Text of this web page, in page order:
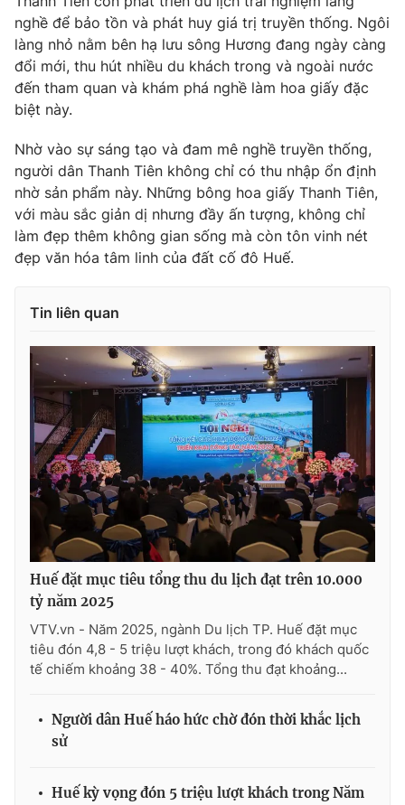
nghề để bảo tồn và phát huy giá trị truyền thống. Ngôi
làng nhỏ nằm bên hạ lưu sông Hương đang ngày càng
đổi mới, thu hút nhiều du khách trong và ngoài nước
đến tham quan và khám phá nghề làm hoa giấy đặc
biệt này.
Nhờ vào sự sáng tạo và đam mê nghề truyền thống,
người dân Thanh Tiên không chỉ có thu nhập ổn định
nhờ sản phẩm này. Những bông hoa giấy Thanh Tiên,
với màu sắc giản dị nhưng đầy ấn tượng, không chỉ
làm đẹp thêm không gian sống mà còn tôn vinh nét
đẹp văn hóa tâm linh của đất cố đô Huế.
Tin liên quan
Huế đặt mục tiêu tổng thu du lịch đạt trên 10.000
tỷ năm 2025
VTV.vn - Năm 2025, ngành Du lịch TP. Huế đặt mục
tiêu đón 4,8 - 5 triệu lượt khách, trong đó khách quốc
tế chiếm khoảng 38 - 40%. Tổng thu đạt khoảng...
Người dân Huế háo hức chờ đón thời khắc lịch
sử
Huế kỳ vọng đón 5 triệu lượt khách trong Năm